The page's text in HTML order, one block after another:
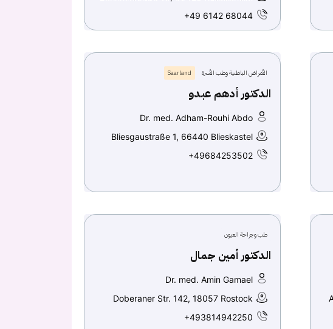
+49 6142 68044
الأمراض الباطنية وطب الأسرة Saarland
الدكتور أدهم عبدو
Dr. med. Adham-Rouhi Abdo
Bliesgaustraße 1, 66440 Blieskastel
+49684253502
طب وجراحة العيون
الدكتور أمين جمال
Dr. med. Amin Gamael
Doberaner Str. 142, 18057 Rostock
+493814942250